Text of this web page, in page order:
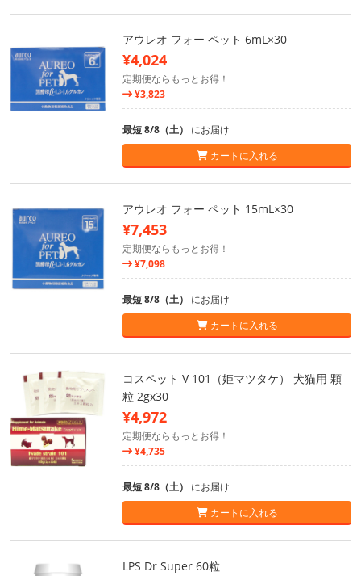
アウレオ フォー ペット 6mL×30
¥4,024
定期便ならもっとお得！
¥3,823
最短 8/8（土） にお届け
カートに入れる
アウレオ フォー ペット 15mL×30
¥7,453
定期便ならもっとお得！
¥7,098
最短 8/8（土） にお届け
カートに入れる
コスペット V 101（姫マツタケ） 犬猫用 顆
粒 2gx30
¥4,972
定期便ならもっとお得！
¥4,735
最短 8/8（土） にお届け
カートに入れる
LPS Dr Super 60粒